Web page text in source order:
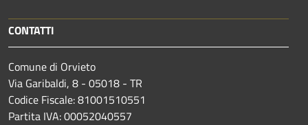
CONTATTI
Comune di Orvieto
Via Garibaldi, 8 - 05018 - TR
Codice Fiscale: 81001510551
Partita IVA: 00052040557